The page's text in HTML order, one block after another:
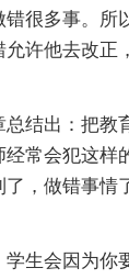
错很多事。所
许他去改正
总结出：把教
常会犯这样
，做错事情
学生会因为你